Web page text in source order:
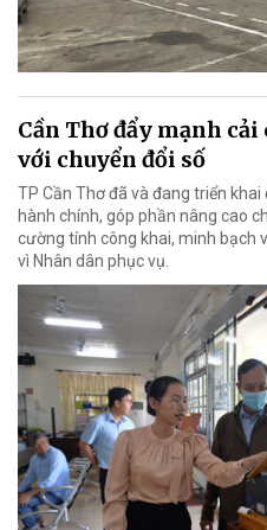
Cần Thơ đẩy mạnh
với chuyển đổi số
TP Cần Thơ đã và đang triển
hành chính, góp phần nâng cao
cường tính công khai, minh bạch
vì Nhân dân phục vụ.